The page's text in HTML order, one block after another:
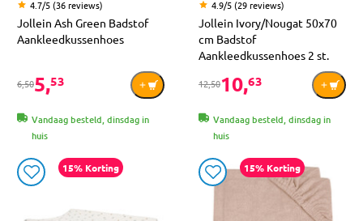
4.7/5 (36 reviews)
Jollein Ash Green Badstof
Aankleedkussenhoes
6,505,53
Vandaag besteld, dinsdag in
huis
4.9/5 (29 reviews)
Jollein Ivory/Nougat 50x70
cm Badstof
Aankleedkussenhoes 2 st.
12,5010,63
Vandaag besteld, dinsdag in
huis
15% Korting 15% Korting